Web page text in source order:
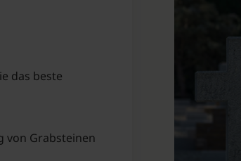
das beste
von Grabsteinen